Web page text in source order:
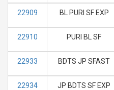
22909 BL PURI SF EXP
22910 PURI BL SF
22933 BDTS JP SFAST
22934 JP BDTS SF EXP